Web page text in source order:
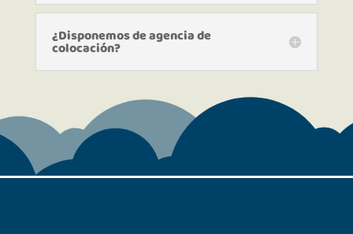
¿Disponemos de agencia de
colocación?